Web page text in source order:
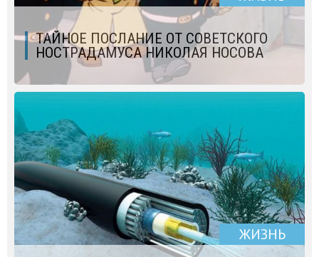
ТАЙНОЕ ПОСЛАНИЕ ОТ СОВЕТСКОГО
НОСТРАДАМУСА НИКОЛАЯ НОСОВА
ЖИЗНЬ